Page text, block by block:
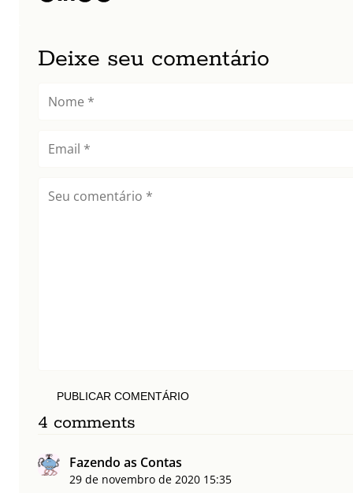
Deixe seu comentário
PUBLICAR COMENTÁRIO
4 comments
Fazendo as Contas
29 de novembro de 2020 15:35